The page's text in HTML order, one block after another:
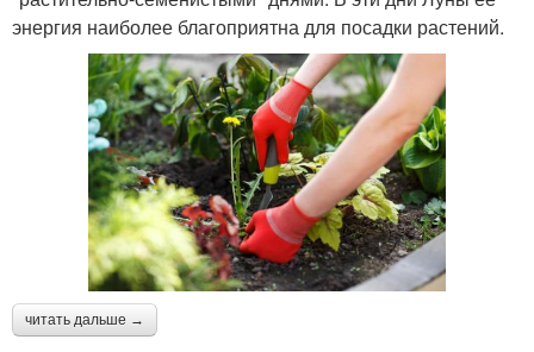
энергия наиболее благоприятна для посадки растений.
читать дальше →